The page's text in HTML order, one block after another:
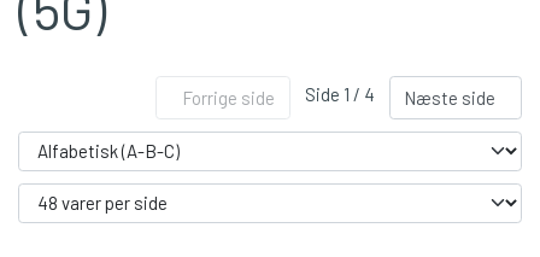
Forrige side Side 1 / 4 Næste side